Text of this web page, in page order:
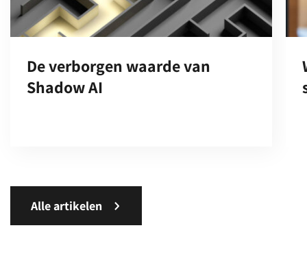
De verborgen waarde van
Shadow AI
Alle artikelen